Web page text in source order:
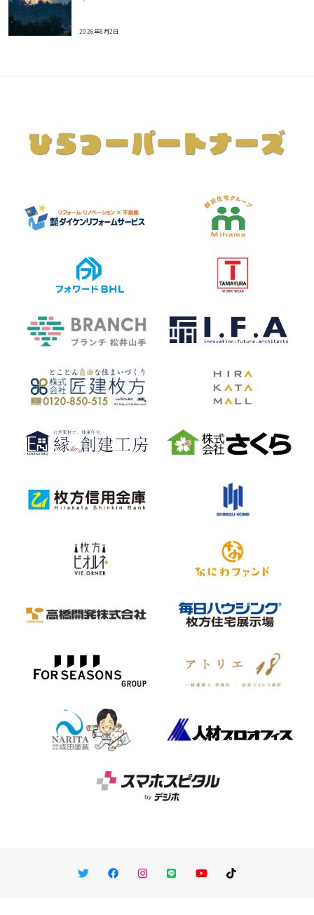
2026年8月2日
TwitterFacebookInstagram
LINE You TubeTikTok